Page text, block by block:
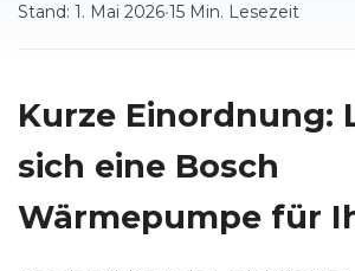
Stand: 1. Mai 2026•15 Min. Lesezeit
Kurze Einordnung:
sich eine Bosch
Wärmepumpe für